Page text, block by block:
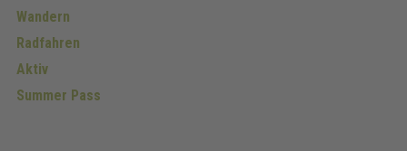
Wandern
Radfahren
Aktiv
Summer Pass